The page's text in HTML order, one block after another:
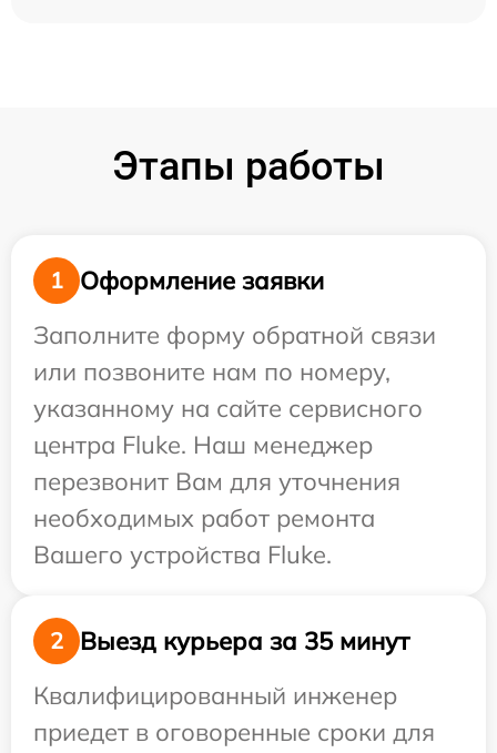
Этапы работы
1
Оформление заявки
Заполните форму обратной связи
или позвоните нам по номеру,
указанному на сайте сервисного
центра Fluke. Наш менеджер
перезвонит Вам для уточнения
необходимых работ ремонта
Вашего устройства Fluke.
2
Выезд курьера за 35 минут
Квалифицированный инженер
приедет в оговоренные сроки для